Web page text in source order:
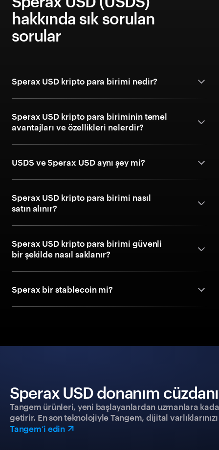
hakkında sık sorulan
sorular
Sperax USD kripto para birimi nedir?
Sperax USD kripto para biriminin temel
avantajları ve özellikleri nelerdir?
USDS ve Sperax USD aynı şey mi?
Sperax USD kripto para birimi nasıl
satın alınır?
Sperax USD kripto para birimi güvenli
bir şekilde nasıl saklanır?
Sperax bir stablecoin mi?
Sperax USD donanım
Tangem ürünleri, yeni başlayanlardan uzmanlara
getirir. En son teknolojiyle Tangem, dijital
Tangem’i edin